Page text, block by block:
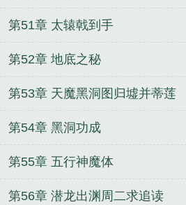
第51章 太辕戟到手
第52章 地底之秘
第53章 天魔黑洞图归墟并蒂莲
第54章 黑洞功成
第55章 五行神魔体
第56章 潜龙出渊周二求追读